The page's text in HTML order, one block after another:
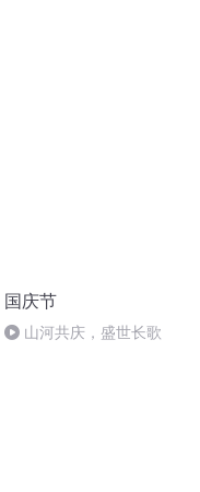
国庆节
山河共庆，盛世长歌